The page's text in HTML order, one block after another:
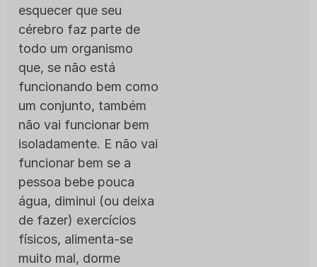
esquecer que seu
cérebro faz parte de
todo um organismo
que, se não está
funcionando bem como
um conjunto, também
não vai funcionar bem
isoladamente. E não vai
funcionar bem se a
pessoa bebe pouca
água, diminui (ou deixa
de fazer) exercícios
físicos, alimenta-se
muito mal, dorme